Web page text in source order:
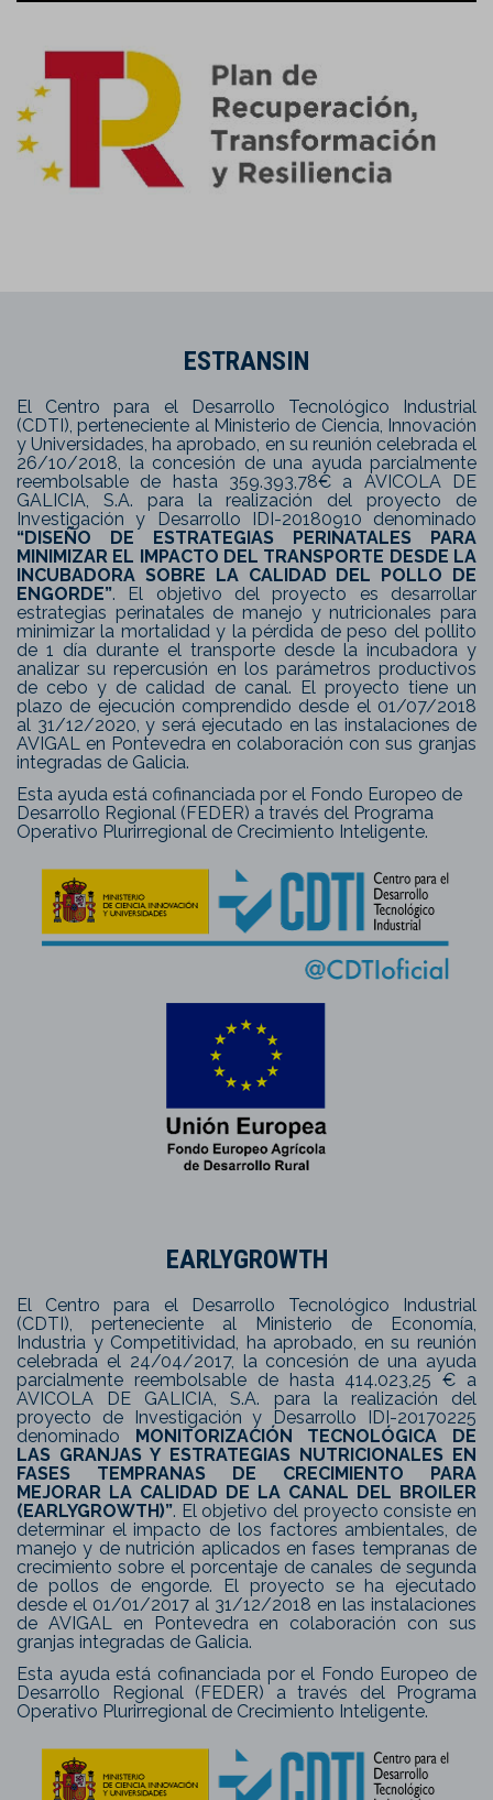
ESTRANSIN
El Centro para el Desarrollo Tecnológico Industrial
(CDTI), perteneciente al Ministerio de Ciencia, Innovación
y Universidades, ha aprobado, en su reunión celebrada el
26/10/2018, la concesión de una ayuda parcialmente
reembolsable de hasta 359.393,78€ a AVICOLA DE
GALICIA, S.A. para la realización del proyecto de
Investigación y Desarrollo IDI-20180910 denominado
“DISEÑO DE ESTRATEGIAS PERINATALES PARA
MINIMIZAR EL IMPACTO DEL TRANSPORTE DESDE LA
INCUBADORA SOBRE LA CALIDAD DEL POLLO DE
ENGORDE”. El objetivo del proyecto es desarrollar
estrategias perinatales de manejo y nutricionales para
minimizar la mortalidad y la pérdida de peso del pollito
de 1 día durante el transporte desde la incubadora y
analizar su repercusión en los parámetros productivos
de cebo y de calidad de canal. El proyecto tiene un
plazo de ejecución comprendido desde el 01/07/2018
al 31/12/2020, y será ejecutado en las instalaciones de
AVIGAL en Pontevedra en colaboración con sus granjas
integradas de Galicia.
Esta ayuda está cofinanciada por el Fondo Europeo de
Desarrollo Regional (FEDER) a través del Programa
Operativo Plurirregional de Crecimiento Inteligente.
EARLYGROWTH
El Centro para el Desarrollo Tecnológico Industrial
(CDTI), perteneciente al Ministerio de Economía,
Industria y Competitividad, ha aprobado, en su reunión
celebrada el 24/04/2017, la concesión de una ayuda
parcialmente reembolsable de hasta 414.023,25 € a
AVICOLA DE GALICIA, S.A. para la realización del
proyecto de Investigación y Desarrollo IDI-20170225
denominado MONITORIZACIÓN TECNOLÓGICA DE
LAS GRANJAS Y ESTRATEGIAS NUTRICIONALES EN
FASES TEMPRANAS DE CRECIMIENTO PARA
MEJORAR LA CALIDAD DE LA CANAL DEL BROILER
(EARLYGROWTH)”. El objetivo del proyecto consiste en
determinar el impacto de los factores ambientales, de
manejo y de nutrición aplicados en fases tempranas de
crecimiento sobre el porcentaje de canales de segunda
de pollos de engorde. El proyecto se ha ejecutado
desde el 01/01/2017 al 31/12/2018 en las instalaciones
de AVIGAL en Pontevedra en colaboración con sus
granjas integradas de Galicia.
Esta ayuda está cofinanciada por el Fondo Europeo de
Desarrollo Regional (FEDER) a través del Programa
Operativo Plurirregional de Crecimiento Inteligente.